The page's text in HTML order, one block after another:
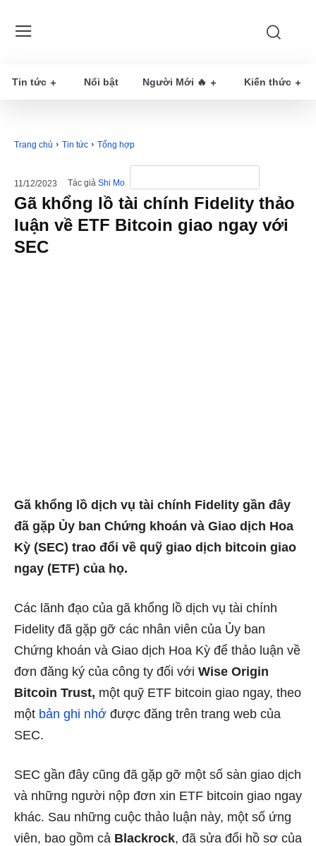
Tin tức Nổi bật Người Mới 🔥 Kiến thức
Trang chủ Tin tức Tổng hợp
11/12/2023 Tác giả Shi Mo
Gã khổng lồ tài chính Fidelity thảo
luận về ETF Bitcoin giao ngay với
SEC
Gã khổng lồ dịch vụ tài chính Fidelity gần đây
đã gặp Ủy ban Chứng khoán và Giao dịch Hoa
Kỳ (SEC) trao đổi về quỹ giao dịch bitcoin giao
ngay (ETF) của họ.
Các lãnh đạo của gã khổng lồ dịch vụ tài chính
Fidelity đã gặp gỡ các nhân viên của Ủy ban
Chứng khoán và Giao dịch Hoa Kỳ để thảo luận về
đơn đăng ký của công ty đối với Wise Origin
Bitcoin Trust, một quỹ ETF bitcoin giao ngay, theo
một bản ghi nhớ được đăng trên trang web của
SEC.
SEC gần đây cũng đã gặp gỡ một số sàn giao dịch
và những người nộp đơn xin ETF bitcoin giao ngay
khác. Sau những cuộc thảo luận này, một số ứng
viên, bao gồm cả Blackrock, đã sửa đổi hồ sơ của